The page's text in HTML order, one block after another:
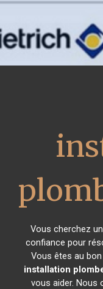
Vous cherchez
confiance pour
Vous êtes au
installation
vous aider. Nous